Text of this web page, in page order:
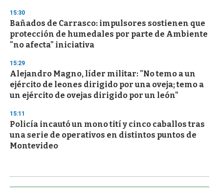
15:30
Bañados de Carrasco: impulsores sostienen que
protección de humedales por parte de Ambiente
"no afecta" iniciativa
15:29
Alejandro Magno, líder militar: "No temo a un
ejército de leones dirigido por una oveja; temo a
un ejército de ovejas dirigido por un león"
15:11
Policía incautó un mono tití y cinco caballos tras
una serie de operativos en distintos puntos de
Montevideo